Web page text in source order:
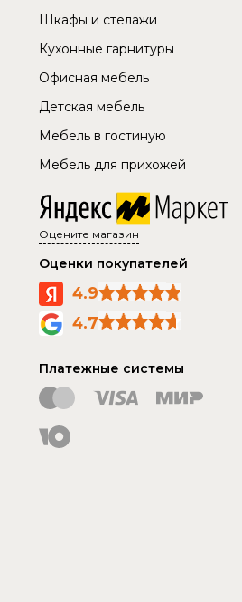
Шкафы и стелажи
Кухонные гарнитуры
Офисная мебель
Детская мебель
Мебель в гостиную
Мебель для прихожей
Оцените магазин
Оценки покупателей
4.9
4.7
Платежные системы